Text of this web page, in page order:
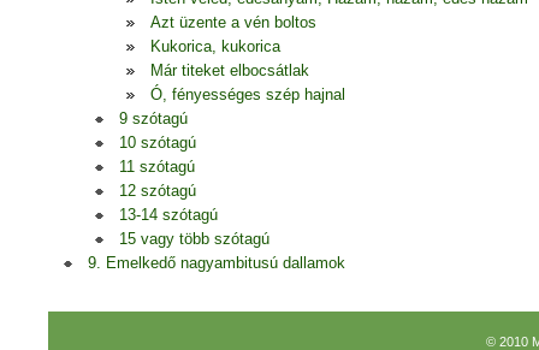
Azt üzente a vén boltos
Kukorica, kukorica
Már titeket elbocsátlak
Ó, fényességes szép hajnal
9 szótagú
10 szótagú
11 szótagú
12 szótagú
13-14 szótagú
15 vagy több szótagú
9. Emelkedő nagyambitusú dallamok
© 2010